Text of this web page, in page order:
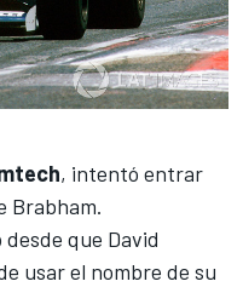
, intentó entrar
Brabham.
que David
usar el nombre de su